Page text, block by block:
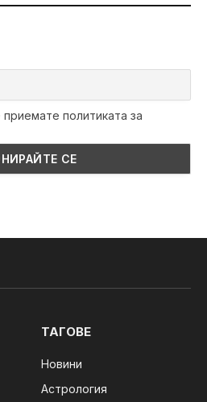
политиката за
ТАГОВЕ
Новини
Астрология